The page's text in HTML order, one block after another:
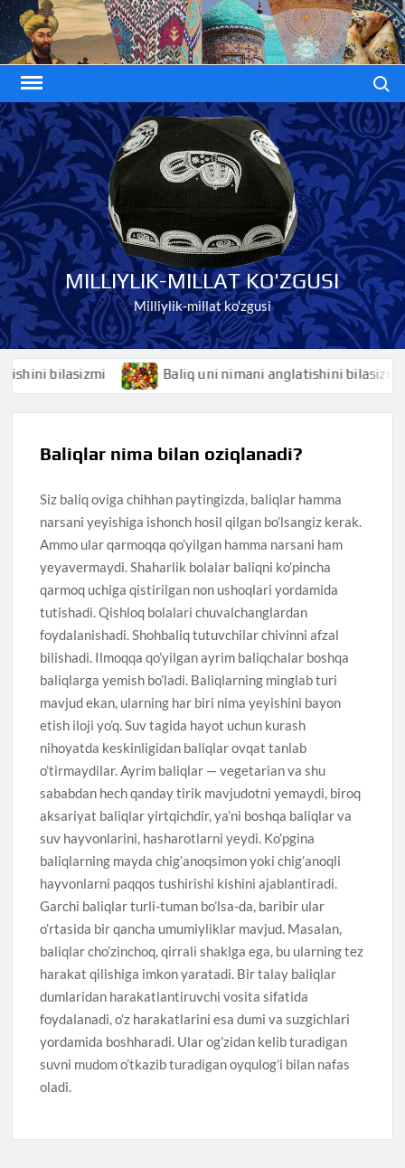
Skip
to
content
MILLIYLIK-MILLAT KO'ZGUSI
Milliylik-millat ko'zgusi
bilasizmi Baliq uni nimani anglatishini bilasizmi
Baliqlar nima bilan oziqlanadi?
Siz baliq oviga chihhan paytingizda, baliqlar hamma
narsani yeyishiga ishonch hosil qilgan bo’lsangiz kerak.
Ammo ular qarmoqqa qo’yilgan hamma narsani ham
yeyavermaydi. Shaharlik bolalar baliqni ko’pincha
qarmoq uchiga qistirilgan non ushoqlari yordamida
tutishadi. Qishloq bolalari chuvalchanglardan
foydalanishadi. Shohbaliq tutuvchilar chivinni afzal
bilishadi. Ilmoqqa qo’yilgan ayrim baliqchalar boshqa
baliqlarga yemish bo’ladi. Baliqlarning minglab turi
mavjud ekan, ularning har biri nima yeyishini bayon
etish iloji yo’q. Suv tagida hayot uchun kurash
nihoyatda keskinligidan baliqlar ovqat tanlab
o’tirmaydilar. Ayrim baliqlar — vegetarian va shu
sababdan hech qanday tirik mavjudotni yemaydi, biroq
aksariyat baliqlar yirtqichdir, ya’ni boshqa baliqlar va
suv hayvonlarini, hasharotlarni yeydi. Ko’pgina
baliqlarning mayda chig’anoqsimon yoki chig’anoqli
hayvonlarni paqqos tushirishi kishini ajablantiradi.
Garchi baliqlar turli-tuman bo’lsa-da, baribir ular
o’rtasida bir qancha umumiyliklar mavjud. Masalan,
baliqlar cho’zinchoq, qirrali shaklga ega, bu ularning tez
harakat qilishiga imkon yaratadi. Bir talay baliqlar
dumlaridan harakatlantiruvchi vosita sifatida
foydalanadi, o’z harakatlarini esa dumi va suzgichlari
yordamida boshharadi. Ular og’zidan kelib turadigan
suvni mudom o’tkazib turadigan oyqulog’i bilan nafas
oladi.